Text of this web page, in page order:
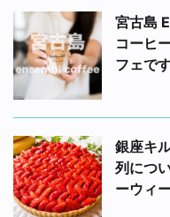
宮古島
コーヒ
フェで
銀座キ
列につ
ーウィ